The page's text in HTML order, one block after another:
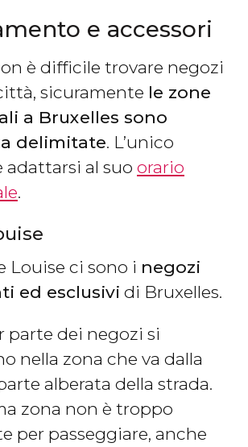
e accessori
è difficile trovare negozi
sicuramente le zone
a Bruxelles sono
delimitate. L’unico
adattarsi al suo orario
.
Louise ci sono i negozi
ed esclusivi di Bruxelles.
parte dei negozi si
nella zona che va dalla
alberata della strada.
zona non è troppo
per passeggiare, anche